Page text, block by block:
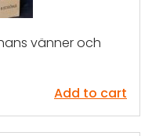
vänner och
Add to cart